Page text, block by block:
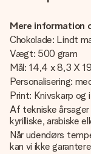
Mere information
Chokolade: Lindt
Vægt: 500 gram
Mål: 14,4 x 8,3 X
Personalisering:
Print: Knivskarp og
Af tekniske
kyrilliske, arabiske
Når udendørs
kan vi ikke